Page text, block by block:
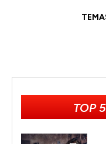
TOP